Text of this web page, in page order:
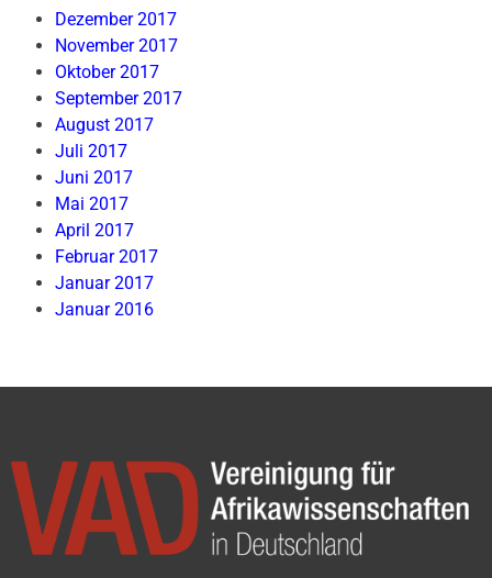
Dezember 2017
November 2017
Oktober 2017
September 2017
August 2017
Juli 2017
Juni 2017
Mai 2017
April 2017
Februar 2017
Januar 2017
Januar 2016